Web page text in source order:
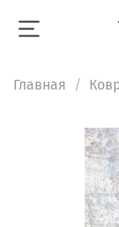
Главная